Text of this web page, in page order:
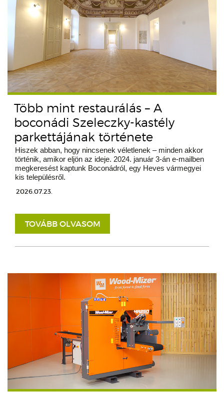
Több mint restaurálás – A
boconádi Szeleczky-kastély
parkettájának története
Hiszek abban, hogy nincsenek véletlenek – minden akkor
történik, amikor eljön az ideje. 2024. január 3-án e-mailben
megkeresést kaptunk Boconádról, egy Heves vármegyei
kis településről.
2026.07.23.
TOVÁBB OLVASOM